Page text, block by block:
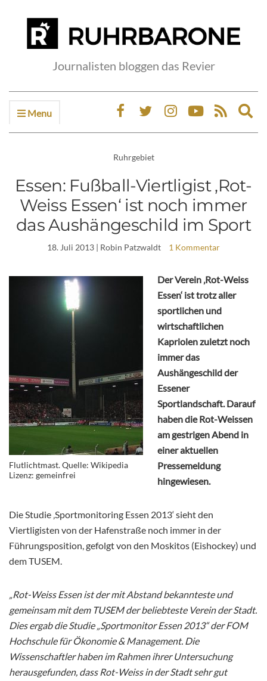
Journalisten bloggen das Revier
Menu
Ruhrgebiet
Essen: Fußball-Viertligist ‚Rot-
Weiss Essen‘ ist noch immer
das Aushängeschild im Sport
18. Juli 2013 | Robin Patzwaldt 1 Kommentar
Flutlichtmast. Quelle: Wikipedia
Lizenz: gemeinfrei
Der Verein ‚Rot-Weiss
Essen‘ ist trotz aller
sportlichen und
wirtschaftlichen
Kapriolen zuletzt noch
immer das
Aushängeschild der
Essener
Sportlandschaft. Darauf
haben die Rot-Weissen
am gestrigen Abend in
einer aktuellen
Pressemeldung
hingewiesen.
Die Studie ‚Sportmonitoring Essen 2013‘ sieht den
Viertligisten von der Hafenstraße noch immer in der
Führungsposition, gefolgt von den Moskitos (Eishockey) und
dem TUSEM.
„Rot-Weiss Essen ist der mit Abstand bekannteste und
gemeinsam mit dem TUSEM der beliebteste Verein der Stadt.
Dies ergab die Studie „Sportmonitor Essen 2013“ der FOM
Hochschule für Ökonomie & Management. Die
Wissenschaftler haben im Rahmen ihrer Untersuchung
herausgefunden, dass Rot-Weiss in der Stadt sehr gut